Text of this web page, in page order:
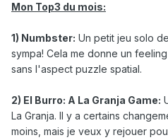
Mon Top3 du mois:
1) Numbster: Un petit jeu solo
sympa! Cela me donne un
sans l'aspect puzzle spatial.
2) El Burro: A La Granja Game:
La Granja. Il y a certains
moins, mais je veux y rejouer